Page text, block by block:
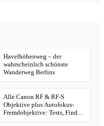
Havelhöhenweg – der
wahrscheinlich schönste
Wanderweg Berlins
Alle Canon RF & RF-S
Objektive plus Autofokus-
Fremdobjektive: Tests, Finder